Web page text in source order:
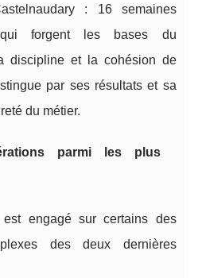
: 16 semaines
qui forgent les bases du
discipline et la cohésion de
par ses résultats et sa
du métier.
parmi les plus
engagé sur certains des
des deux dernières